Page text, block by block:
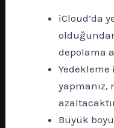
iCloud’da
depolama
yapmanız,
Büyük